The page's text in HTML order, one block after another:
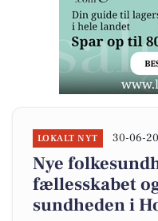
LOKALT NYT 30-06-
Nye
fællesskabet
sundheden i